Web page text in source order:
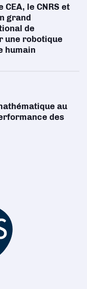
CEA, le CNRS et
grand
de
une robotique
humain
au
des